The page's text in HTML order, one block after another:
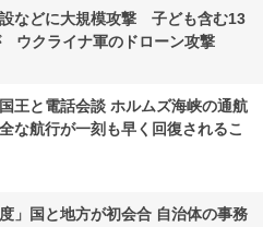
などに大規模攻撃 子ども含む13
ウクライナ軍のドローン攻撃
王と電話会談 ホルムズ海峡の通航
な航行が一刻も早く回復されるこ
」国と地方が初会合 自治体の事務